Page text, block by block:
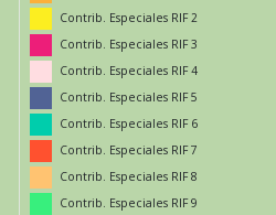
Contrib. Especiales RIF 2
Contrib. Especiales RIF 3
Contrib. Especiales RIF 4
Contrib. Especiales RIF 5
Contrib. Especiales RIF 6
Contrib. Especiales RIF 7
Contrib. Especiales RIF 8
Contrib. Especiales RIF 9